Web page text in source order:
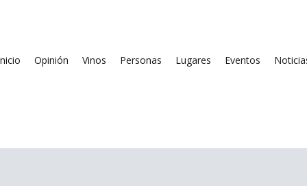
Opinión Vinos Personas Lugares Eventos